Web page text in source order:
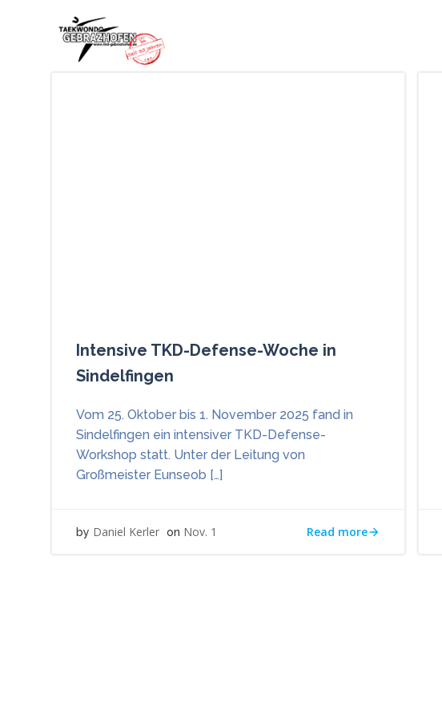
Intensive TKD-Defense-Woche in
Sindelfingen
Vom 25. Oktober bis 1. November 2025 fand in
Sindelfingen ein intensiver TKD-Defense-
Workshop statt. Unter der Leitung von
Großmeister Eunseob […]
by Daniel Kerler on Nov. 1 Read more